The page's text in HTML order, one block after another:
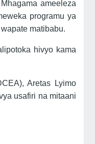
ameeleza
programu ya
matibabu.
hivyo kama
Aretas Lyimo
usafiri na mitaani